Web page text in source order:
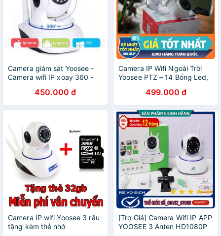
Camera giám sát Yoosee -
Camera wifi IP xoay 360 -
450.000 đ
Camera IP Wifi Ngoài Trời
Yoosee PTZ – 14 Bóng Led,
499.000 đ
Camera IP wifi Yoosee 3 râu
tặng kèm thẻ nhớ
[Trợ Giá] Camera Wifi IP APP
YOOSEE 3 Anten HD1080P